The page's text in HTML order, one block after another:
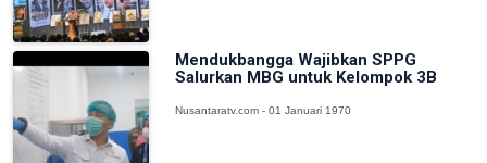
Mendukbangga Wajibkan SPPG
Salurkan MBG untuk Kelompok 3B
Nusantaratv.com - 01 Januari 1970